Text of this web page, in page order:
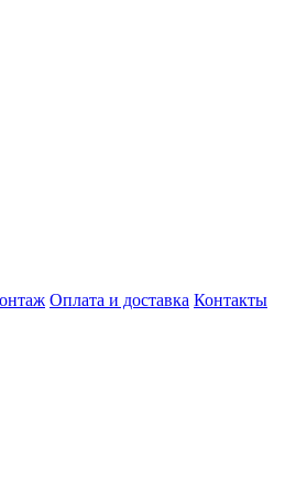
Оплата и доставка Контакты